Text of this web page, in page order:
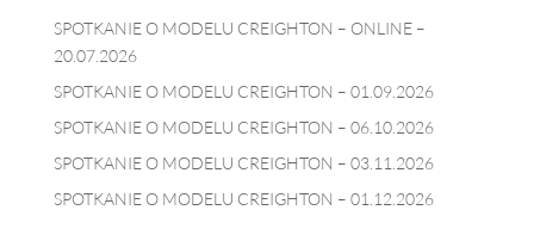
SPOTKANIE O MODELU CREIGHTON – ONLINE –
20.07.2026
SPOTKANIE O MODELU CREIGHTON – 01.09.2026
SPOTKANIE O MODELU CREIGHTON – 06.10.2026
SPOTKANIE O MODELU CREIGHTON – 03.11.2026
SPOTKANIE O MODELU CREIGHTON – 01.12.2026